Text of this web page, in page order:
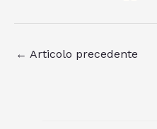
← Articolo precedente